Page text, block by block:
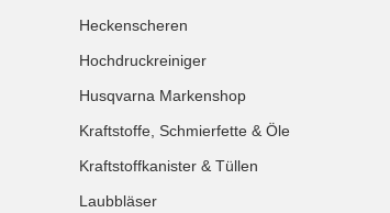
Heckenscheren
Hochdruckreiniger
Husqvarna Markenshop
Kraftstoffe, Schmierfette & Öle
Kraftstoffkanister & Tüllen
Laubbläser